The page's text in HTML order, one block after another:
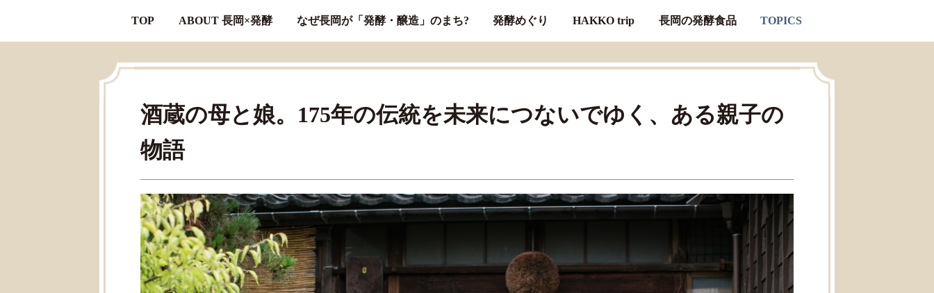
TOP ABOUT 長岡×発酵 なぜ長岡が「発酵・醸造」のまち? 発酵めぐり HAKKO trip 長岡の発酵食品 TOPICS
酒蔵の母と娘。175年の伝統を未来につないでゆく、ある親子の
物語